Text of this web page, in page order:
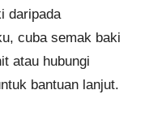
daripada
cuba semak baki
atau hubungi
bantuan lanjut.